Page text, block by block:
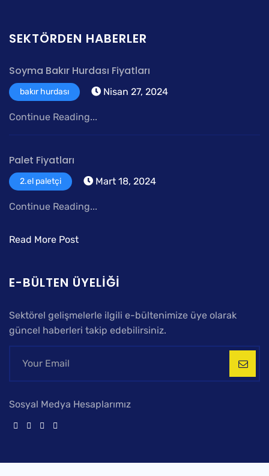
SEKTÖRDEN HABERLER
Soyma Bakır Hurdası Fiyatları
bakır hurdası Nisan 27, 2024
Continue Reading...
Palet Fiyatları
2.el paletçi Mart 18, 2024
Continue Reading...
Read More Post
E-BÜLTEN ÜYELIĞI
Sektörel gelişmelerle ilgili e-bültenimize üye olarak
güncel haberleri takip edebilirsiniz.
Sosyal Medya Hesaplarımız